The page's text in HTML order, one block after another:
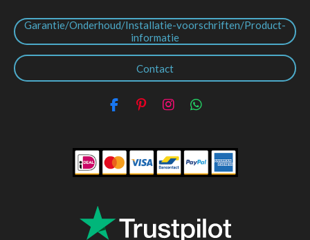
Garantie/Onderhoud/Installatie-voorschriften/Product-
informatie
Contact
F
e
b
o
P
t
e
r
I
t
a
g
W
t
s
A